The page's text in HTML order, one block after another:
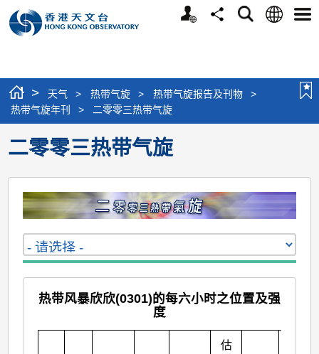
个
分
搜
语
选
> 天气 > 热带气旋 > 热带气旋报告及刊物
>
热带气旋年刊
> 二零零三热带气旋
二零零三热带气旋
热带风暴欣欣(0301)的每六小时之位置及强
度
估